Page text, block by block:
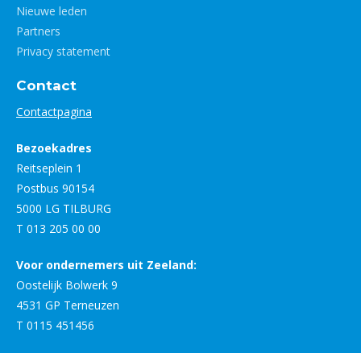
Nieuwe leden
Partners
Privacy statement
Contact
Contactpagina
Bezoekadres
Reitseplein 1
Postbus 90154
5000 LG TILBURG
T 013 205 00 00
Voor ondernemers uit Zeeland:
Oostelijk Bolwerk 9
4531 GP Terneuzen
T 0115 451456